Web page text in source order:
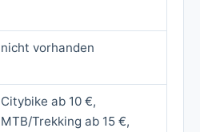
nicht vorhanden
Citybike ab 10 €,
MTB/Trekking ab 15 €,